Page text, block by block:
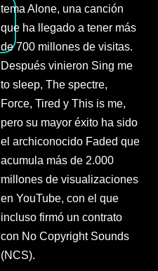
tema Alone, una canción
que ha llegado a tener más
de 700 millones de visitas.
Después vinieron Sing me
to sleep, The spectre,
Force, Tired y This is me,
pero su mayor éxito ha sido
el archiconocido Faded que
acumula más de 2.000
millones de visualizaciones
en YouTube, con el que
incluso firmó un contrato
con No Copyright Sounds
(NCS).